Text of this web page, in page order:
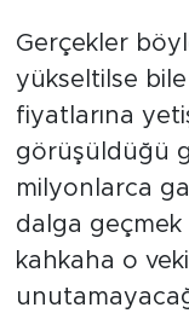
Gerçekler
yükseltilse
fiyatlarına
görüşüldüğü
milyonlarca
dalga geçmek
kahkaha o